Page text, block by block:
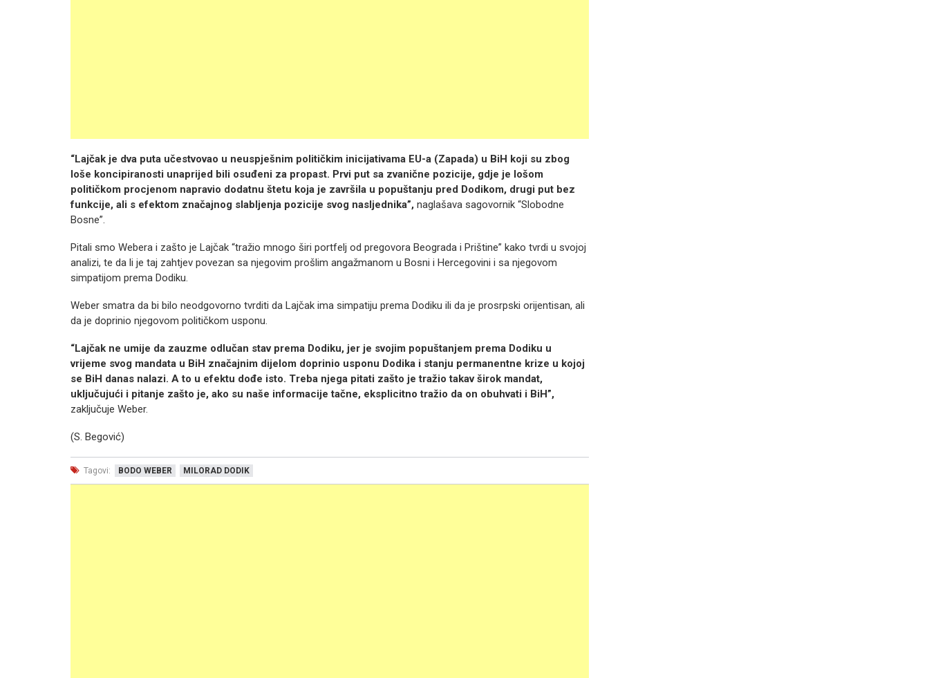
“Lajčak je dva puta učestvovao u neuspješnim političkim inicijativama EU-a (Zapada) u BiH koji su zbog
loše koncipiranosti unaprijed bili osuđeni za propast. Prvi put sa zvanične pozicije, gdje je lošom
političkom procjenom napravio dodatnu štetu koja je završila u popuštanju pred Dodikom, drugi put bez
funkcije, ali s efektom značajnog slabljenja pozicije svog nasljednika”, naglašava sagovornik “Slobodne
Bosne”.
Pitali smo Webera i zašto je Lajčak “tražio mnogo širi portfelj od pregovora Beograda i Prištine” kako tvrdi u svojoj
analizi, te da li je taj zahtjev povezan sa njegovim prošlim angažmanom u Bosni i Hercegovini i sa njegovom
simpatijom prema Dodiku.
Weber smatra da bi bilo neodgovorno tvrditi da Lajčak ima simpatiju prema Dodiku ili da je prosrpski orijentisan, ali
da je doprinio njegovom političkom usponu.
“Lajčak ne umije da zauzme odlučan stav prema Dodiku, jer je svojim popuštanjem prema Dodiku u
vrijeme svog mandata u BiH značajnim dijelom doprinio usponu Dodika i stanju permanentne krize u kojoj
se BiH danas nalazi. A to u efektu dođe isto. Treba njega pitati zašto je tražio takav širok mandat,
uključujući i pitanje zašto je, ako su naše informacije tačne, eksplicitno tražio da on obuhvati i BiH”,
zaključuje Weber.
(S. Begović)
Tagovi: BODO WEBER MILORAD DODIK